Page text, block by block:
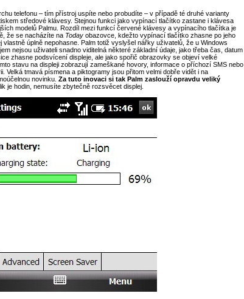
telefonu – tím přístroj uspíte nebo probudíte – v případě té druhé varianty
středové klávesy. Stejnou funkci jako vypínací tlačítko zastane i klávesa
modelů Palmu. Rozdíl mezi funkcí červené klávesy a vypínacího tlačítka je
že se nacházíte na Today obazovce, kdežto vypínací tlačítko zhasne po jeho
úplně nepohasne. Palm totiž vyslyšel nářky uživatelů, že u Windows
nejsou uživateli snadno viditelná některé základní údaje, jako třeba čas, datum
zhasne podsvícení displeje, ale jako spořič obrazovky se objeví velké
stavu na displeji zobrazují zameškané hovory, informace o příchozí SMS nebo
Velká tmavá písmena a piktogramy jsou přitom velmi dobře vidět i na
novinku. Za tuto inovaci si tak Palm zaslouží opravdu veliký
je hodin, nemusíte zbytečně rozsvěcet displej.